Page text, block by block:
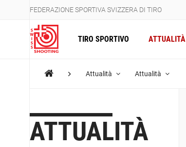
FEDERAZIONE SPORTIVA SVIZZERA DI TIRO
TIRO SPORTIVO ATTUALITÀ
Attualità Attualità
ATTUALITÀ